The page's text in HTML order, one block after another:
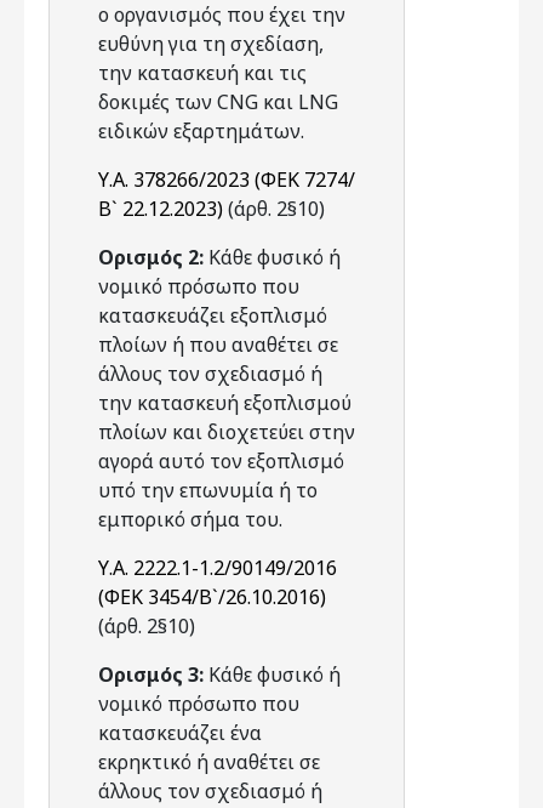
ο οργανισμός που έχει την
ευθύνη για τη σχεδίαση,
την κατασκευή και τις
δοκιμές των CNG και LNG
ειδικών εξαρτημάτων.
Υ.Α. 378266/2023 (ΦΕΚ 7274/
Β` 22.12.2023)(άρθ. 2§10)
Ορισμός 2: Κάθε φυσικό ή
νομικό πρόσωπο που
κατασκευάζει εξοπλισμό
πλοίων ή που αναθέτει σε
άλλους τον σχεδιασμό ή
την κατασκευή εξοπλισμού
πλοίων και διοχετεύει στην
αγορά αυτό τον εξοπλισμό
υπό την επωνυμία ή το
εμπορικό σήμα του.
Υ.Α. 2222.1-1.2/90149/2016
(ΦΕΚ 3454/Β`/26.10.2016)
(άρθ. 2§10)
Ορισμός 3: Κάθε φυσικό ή
νομικό πρόσωπο που
κατασκευάζει ένα
εκρηκτικό ή αναθέτει σε
άλλους τον σχεδιασμό ή